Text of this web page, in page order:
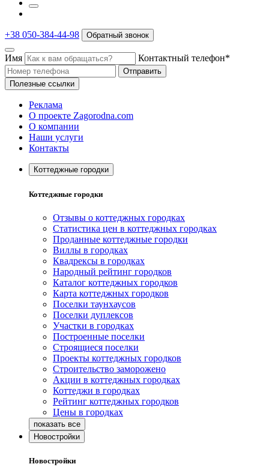
+38 050-384-44-98 Обратный звонок
Имя Контактный телефон*
Отправить
Полезные ссылки
Реклама
О проекте Zagorodna.com
О компании
Наши услуги
Контакты
Коттеджные городки
Коттеджные городки
Отзывы о коттеджных городках
Статистика цен в коттеджных городках
Проданные коттеджные городки
Виллы в городках
Квадрексы в городках
Народный рейтинг городков
Каталог коттеджных городков
Карта коттеджных городков
Поселки таунхаусов
Поселки дуплексов
Участки в городках
Построенные поселки
Строящиеся поселки
Проекты коттеджных городков
Строительство заморожено
Акции в коттеджных городках
Коттеджи в городках
Рейтинг коттеджных городков
Цены в городках
Новостройки
Новостройки